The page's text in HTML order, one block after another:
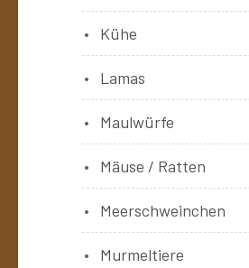
Kühe
Lamas
Maulwürfe
Mäuse / Ratten
Meerschweinchen
Murmeltiere